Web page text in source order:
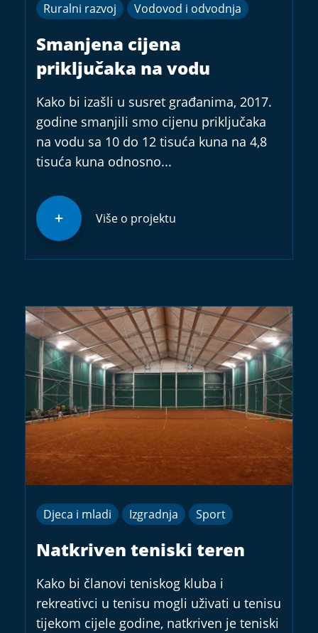
Ruralni razvoj Vodovod i odvodnja
Smanjena cijena
priključaka na vodu
Kako bi izašli u susret građanima, 2017.
godine smanjili smo cijenu priključaka
na vodu sa 10 do 12 tisuća kuna na 4,8
tisuća kuna odnosno...
Više o projektu
Djeca i mladi Izgradnja Sport
Natkriven teniski teren
Kako bi članovi teniskog kluba i
rekreativci u tenisu mogli uživati u tenisu
tijekom cijele godine, natkriven je teniski